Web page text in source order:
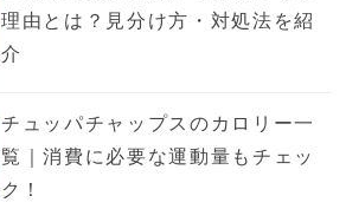
理由とは？見分け方・対処法を紹
介
チュッパチャップスのカロリー一
覧｜消費に必要な運動量もチェッ
ク！